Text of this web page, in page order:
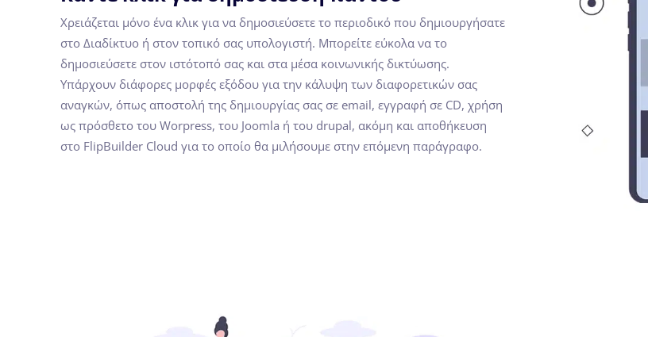
Χρειάζεται μόνο ένα κλικ για να δημοσιεύσετε το περιοδικό που δημιουργήσατε
στο Διαδίκτυο ή στον τοπικό σας υπολογιστή. Μπορείτε εύκολα να το
δημοσιεύσετε στον ιστότοπό σας και στα μέσα κοινωνικής δικτύωσης.
Υπάρχουν διάφορες μορφές εξόδου για την κάλυψη των διαφορετικών σας
αναγκών, όπως αποστολή της δημιουργίας σας σε email, εγγραφή σε CD, χρήση
ως πρόσθετο του Worpress, του Joomla ή του drupal, ακόμη και αποθήκευση
στο FlipBuilder Cloud για το οποίο θα μιλήσουμε στην επόμενη παράγραφο.